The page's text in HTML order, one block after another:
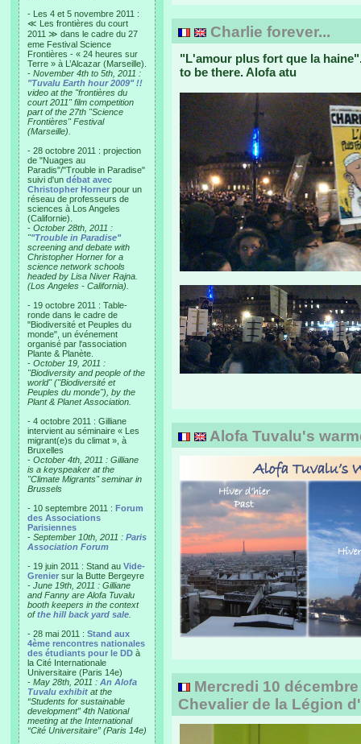
- Les 4 et 5 novembre 2011 :
≪ Les frontières du court
2011 ≫ dans le cadre du 27
eme Festival Science
Frontières - « 24 heures sur
Terre » à L’Alcazar (Marseille).
- November 4th to 5th, 2011 :
"Tuvalu Earth hour 2009" !!
video at the "frontières du
court 2011" film competition
part of the 27th "Science
Frontières" Festival
(Marseille).
- 28 octobre 2011 : projection
de "Nuages au
Paradis"/"Trouble in Paradise"
suivi d'un débat avec
Christopher Horner pour un
réseau de professeurs de
sciences à Los Angeles
(Californie).
- October 28th, 2011 :
""Trouble in Paradise"
screening and debate with
Christopher Horner for a
science network schools
headed by Lisa Niver Rajna.
(Los Angeles - California).
- 19 octobre 2011 : Table-
ronde dans le cadre de
"Biodiversité et Peuples du
monde", un événement
organisé par l'association
Plante & Planète.
- October 19, 2011 :
"Biodiversity and people of the
world" ("Biodiversité et
Peuples du monde"), by the
Plant & Planet Association.
- 4 octobre 2011 : Gilliane
intervient au séminaire « Les
migrant(e)s du climat », à
Bruxelles
- October 4th, 2011 : Gilliane
is a keyspeaker at the
"Climate Migrants" seminar in
Brussels
- 10 septembre 2011 : Forum
des Associations
Parisiennes
- September 10th, 2011 : Paris
Association Forum
- 19 juin 2011 : Stand au Vide-
Grenier sur la Butte Bergeyre
- June 19th, 2011 : Gilliane
and Fanny are Alofa Tuvalu
booth keepers in the context
ofthe hill back yard sale
- 28 mai 2011 : Stand aux
4ème rencontres nationales
des étudiants pour le DD à
la Cité Internationale
Universitaire (Paris 14e)
- May 28th, 2011 : An Alofa
Tuvalu exhibit at the
“Students for sustainable
development” 4th National
meeting at the International
“Cité Universitaire” (Paris 14e)
Charlie forever...
"L'amour plus fort que la
to be there. Alofa atu
Alofa Tuvalu's
Mercredi 10
Chevalier de la Légion